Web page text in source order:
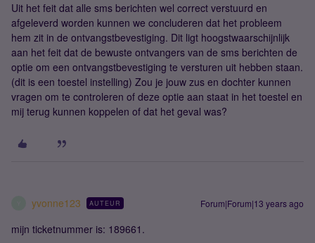
Uit het feit dat alle sms berichten wel correct verstuurd en
afgeleverd worden kunnen we concluderen dat het probleem
hem zit in de ontvangstbevestiging. Dit ligt hoogstwaarschijnlijk
aan het feit dat de bewuste ontvangers van de sms berichten de
optie om een ontvangstbevestiging te versturen uit hebben staan.
(dit is een toestel instelling) Zou je jouw zus en dochter kunnen
vragen om te controleren of deze optie aan staat in het toestel en
mij terug kunnen koppelen of dat het geval was?
yvonne123 AUTEUR Forum|Forum|13 years ago
mijn ticketnummer is: 189661.